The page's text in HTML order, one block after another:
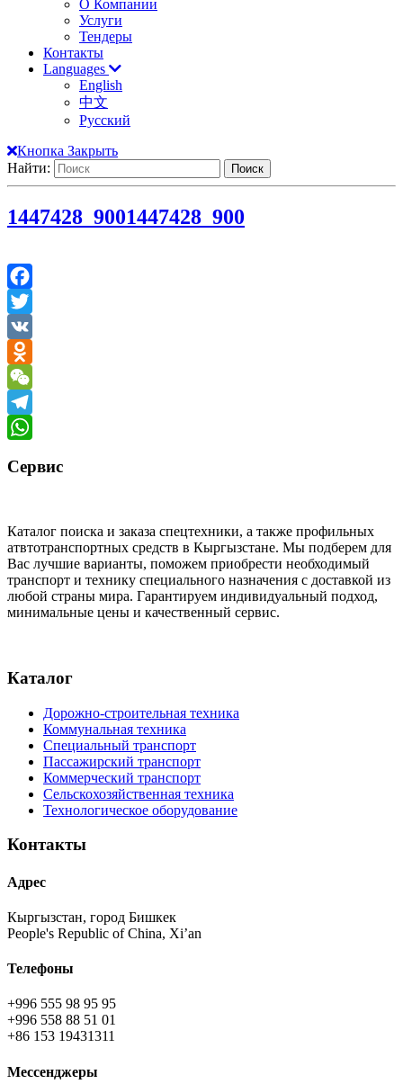
О Компании
Услуги
Тендеры
Контакты
Languages
English
中文
Русский
Кнопка Закрыть
Найти:
1447428_9001447428_900
Facebook
Twitter
VK
Odnoklassniki
WeChat
Telegram
Сервис
Каталог поиска и заказа спецтехники, а также профильных
атвтотранспортных средств в Кыргызстане. Мы подберем для
Вас лучшие варианты, поможем приобрести необходимый
транспорт и технику специального назначения с доставкой из
любой страны мира. Гарантируем индивидуальный подход,
минимальные цены и качественный сервис.
Каталог
Дорожно-строительная техника
Коммунальная техника
Специальный транспорт
Пассажирский транспорт
Коммерческий транспорт
Сельскохозяйственная техника
Технологическое оборудование
Контакты
Адрес
Кыргызстан, город Бишкек
People's Republic of China, Xi’an
Телефоны
+996 555 98 95 95
+996 558 88 51 01
+86 153 19431311
Мессенджеры